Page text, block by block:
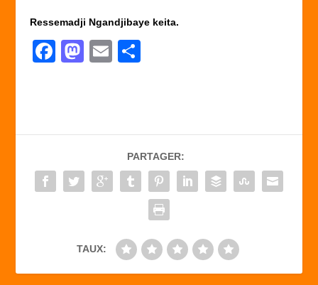
Ressemadji Ngandjibaye keita.
F
b
o
o
M
d
o
n
E
er
PARTAGER:
TAUX: